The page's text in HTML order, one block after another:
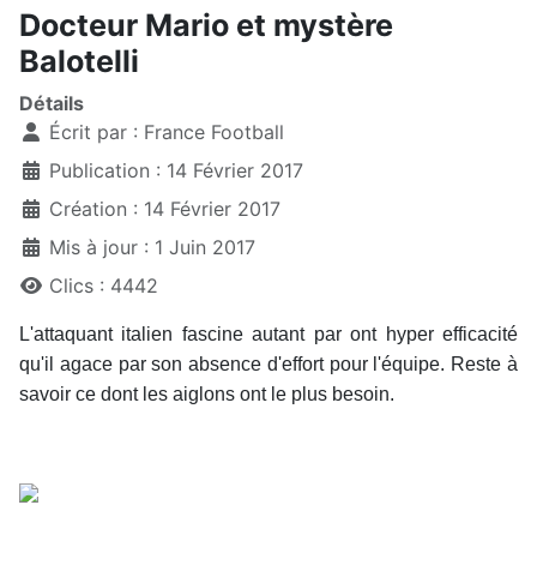
Docteur Mario et mystère
Balotelli
Détails
Écrit par : France Football
Publication : 14 Février 2017
Création : 14 Février 2017
Mis à jour : 1 Juin 2017
Clics : 4442
L'attaquant italien fascine autant par ont hyper efficacité
qu'il agace par son absence d'effort pour l'équipe. Reste à
savoir ce dont les aiglons ont le plus besoin.